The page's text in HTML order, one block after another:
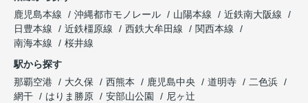
鹿児島本線
沖縄都市モノレール 山陽本線
近鉄南大阪線
日豊本線
近鉄橿原線 西鉄大牟田線
関西本線
南海本線
桜井線
駅から探す
那覇空港
大久保 西熊本 鹿児島中央 道明寺
二色浜
網干
はりま勝原 安部山公園 尼ヶ辻